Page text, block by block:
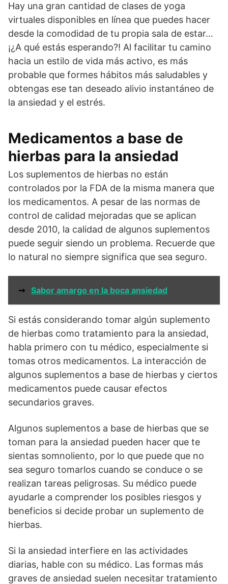
Hay una gran cantidad de clases de yoga
virtuales disponibles en línea que puedes hacer
desde la comodidad de tu propia sala de estar…
¡¿A qué estás esperando?! Al facilitar tu camino
hacia un estilo de vida más activo, es más
probable que formes hábitos más saludables y
obtengas ese tan deseado alivio instantáneo de
la ansiedad y el estrés.
Medicamentos a base de
hierbas para la ansiedad
Los suplementos de hierbas no están
controlados por la FDA de la misma manera que
los medicamentos. A pesar de las normas de
control de calidad mejoradas que se aplican
desde 2010, la calidad de algunos suplementos
puede seguir siendo un problema. Recuerde que
lo natural no siempre significa que sea seguro.
➞ Sabor amargo en la boca ansiedad
Si estás considerando tomar algún suplemento
de hierbas como tratamiento para la ansiedad,
habla primero con tu médico, especialmente si
tomas otros medicamentos. La interacción de
algunos suplementos a base de hierbas y ciertos
medicamentos puede causar efectos
secundarios graves.
Algunos suplementos a base de hierbas que se
toman para la ansiedad pueden hacer que te
sientas somnoliento, por lo que puede que no
sea seguro tomarlos cuando se conduce o se
realizan tareas peligrosas. Su médico puede
ayudarle a comprender los posibles riesgos y
beneficios si decide probar un suplemento de
hierbas.
Si la ansiedad interfiere en las actividades
diarias, hable con su médico. Las formas más
graves de ansiedad suelen necesitar tratamiento